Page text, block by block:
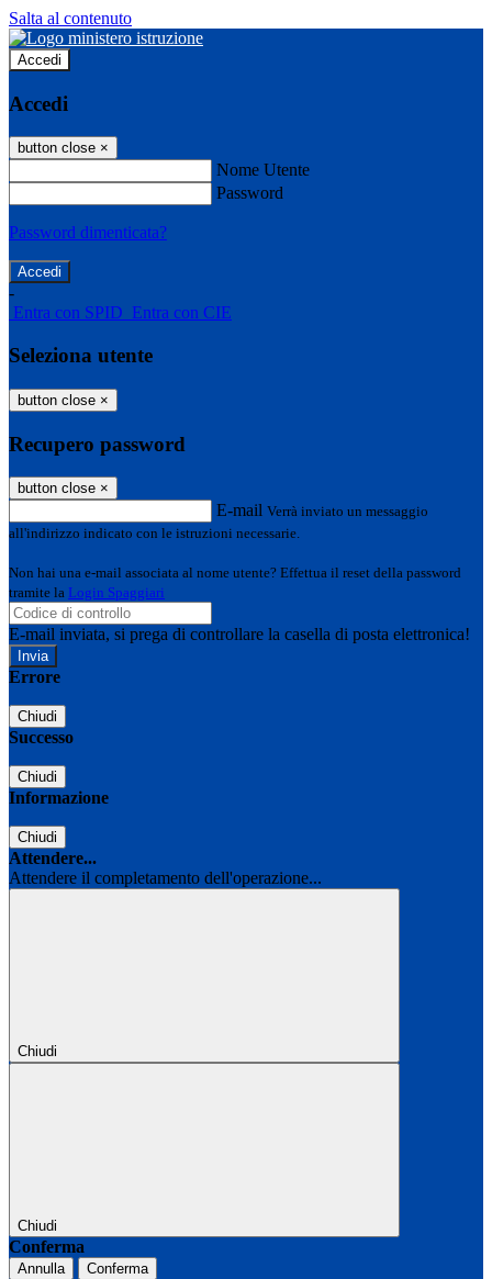
Salta al contenuto
Accedi
Accedi
button close ×
Nome Utente
Password
Password dimenticata?
-
Entra con SPID Entra con CIE
Seleziona utente
button close ×
Recupero password
button close ×
E-mail Verrà inviato un messaggio
all'indirizzo indicato con le istruzioni necessarie.
Non hai una e-mail associata al nome utente? Effettua il reset della password
tramite la Login Spaggiari
E-mail inviata, si prega di controllare la casella di posta elettronica!
Errore
Chiudi
Successo
Chiudi
Informazione
Chiudi
Attendere...
Attendere il completamento dell'operazione...
Chiudi
Chiudi
Conferma
Annulla Conferma